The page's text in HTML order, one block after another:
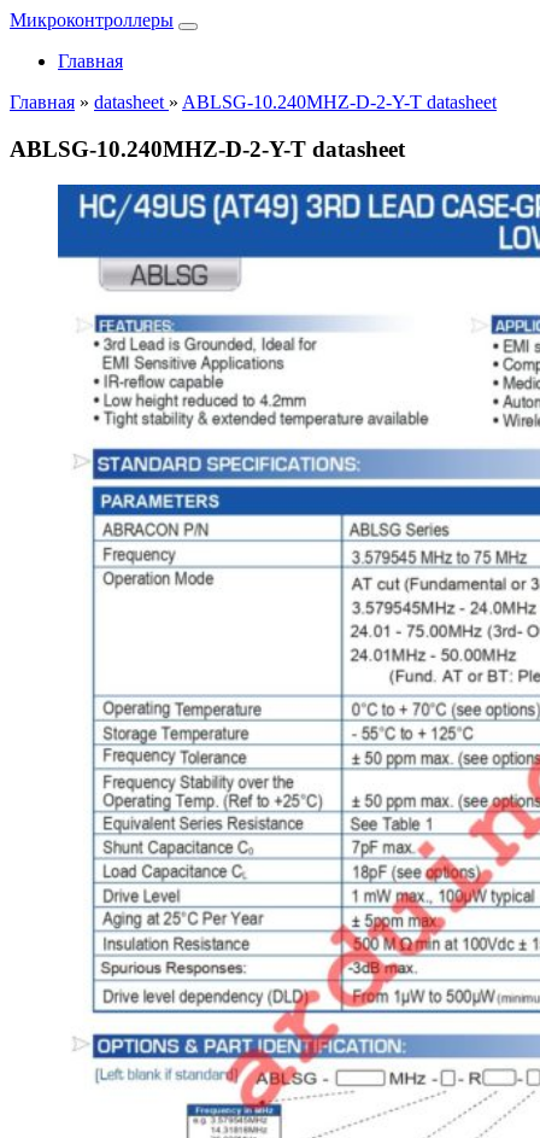
Микроконтроллеры
Главная
Главная » datasheet » ABLSG-10.240MHZ-D-2-Y-T datasheet
ABLSG-10.240MHZ-D-2-Y-T datasheet